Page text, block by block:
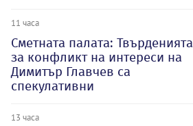
11 часа
Сметната палата: Твърденията
за конфликт на интереси на
Димитър Главчев са
спекулативни
13 часа